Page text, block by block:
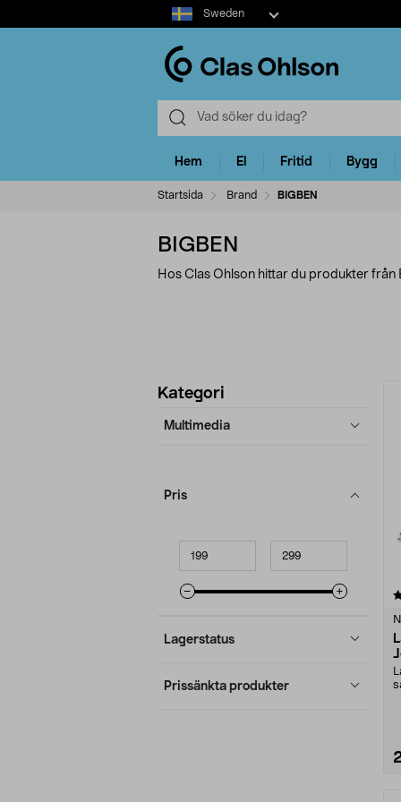
Select
market
Sweden
Hem El Fritid Bygg
Startsida Brand BIGBEN
BIGBEN
Hos Clas Ohlson hittar du produkter från
Förfina
produkter
Kategori
Multimedia
Pris
Lagerstatus
Prissänkta produkter
5.0 av 5 stjärnor